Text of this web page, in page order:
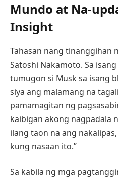
Mundo at Na-
Insight
Tahasan nang tinanggihan
Satoshi Nakamoto. Sa
tumugon si Musk sa isang
siya ang malamang na
pamamagitan ng
kaibigan akong nagpadala
ilang taon na ang
kung nasaan ito.”
Sa kabila ng mga